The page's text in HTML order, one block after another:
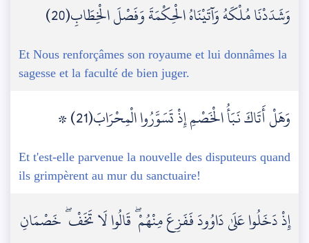
وَشَدَدْنَا مُلْكَهُ وَآتَيْنَاهُ الْحِكْمَةَ وَفَصْلَ الْخِطَابِ(20)
Et Nous renforçâmes son royaume et lui donnâmes la
sagesse et la faculté de bien juger.
۞ وَهَلْ أَتَاكَ نَبَأُ الْخَصْمِ إِذْ تَسَوَّرُوا الْمِحْرَابَ(21)
Et t'est-elle parvenue la nouvelle des disputeurs quand
ils grimpèrent au mur du sanctuaire!
إِذْ دَخَلُوا عَلَىٰ دَاوُودَ فَفَزِعَ مِنْهُمْ ۖ قَالُوا لَا تَخَفْ ۖ خَصْمَانِ